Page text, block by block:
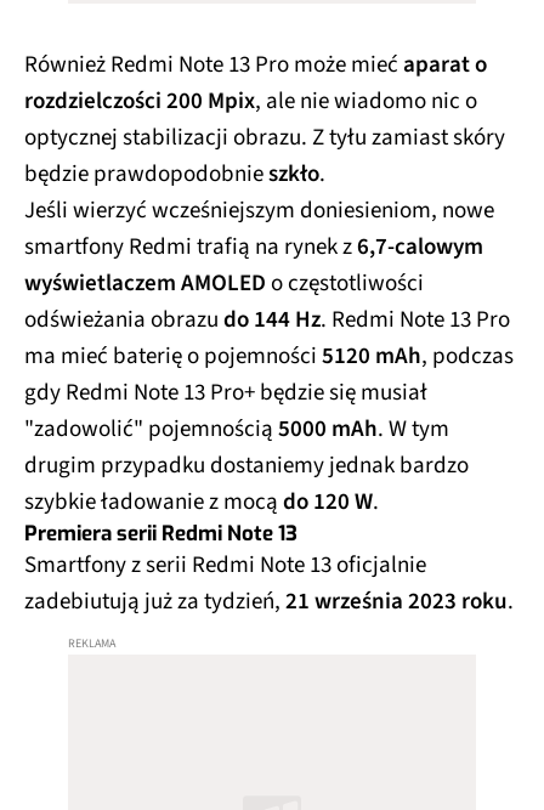
Również Redmi Note 13 Pro może miećaparat o
rozdzielczości 200 Mpix, ale nie wiadomo nic o
optycznej stabilizacji obrazu. Z tyłu zamiast skóry
będzie prawdopodobnieszkło.
Jeśli wierzyć wcześniejszym doniesieniom, nowe
smartfony Redmi trafią na rynek z6,7-calowym
wyświetlaczem AMOLEDo częstotliwości
odświeżania obrazudo 144 Hz. Redmi Note 13 Pro
ma mieć baterię o pojemności5120 mAh, podczas
gdy Redmi Note 13 Pro+ będzie się musiał
"zadowolić" pojemnością5000 mAh. W tym
drugim przypadku dostaniemy jednak bardzo
szybkie ładowanie z mocądo 120 W.
Premiera serii Redmi Note 13
Smartfony z serii Redmi Note 13 oficjalnie
zadebiutują już za tydzień,21 września 2023 roku.